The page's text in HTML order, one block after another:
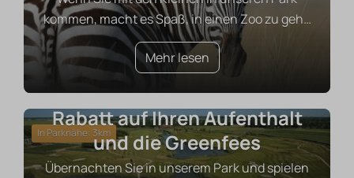
kommen, macht es Spaß, in einen Zoo zu geh…
Mehr lesen
In Parknähe: 3km
Spielen Sie Golf mit 10 %
Rabatt auf Ihren Aufenthalt
und die Greenfees
Übernachten Sie in unserem Park und spielen